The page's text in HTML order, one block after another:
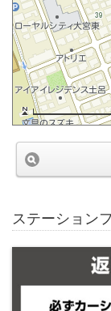
ステーション